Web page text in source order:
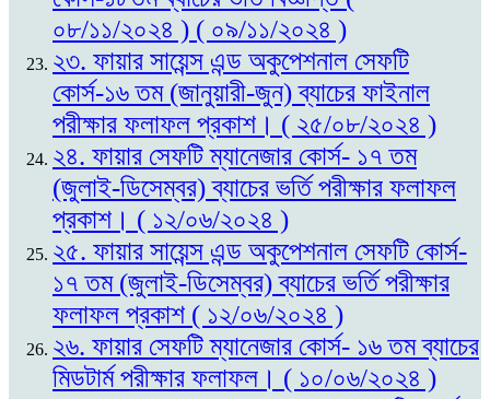
০৮/১১/২০২৪ ) ( ০৯/১১/২০২৪ )
২৩. ফায়ার সায়েন্স এন্ড অকুপেশনাল সেফটি
কোর্স-১৬ তম (জানুয়ারী-জুন) ব্যাচের ফাইনাল
পরীক্ষার ফলাফল প্রকাশ। ( ২৫/০৮/২০২৪ )
২৪. ফায়ার সেফটি ম্যানেজার কোর্স- ১৭ তম
(জুলাই-ডিসেম্বর) ব্যাচের ভর্তি পরীক্ষার ফলাফল
প্রকাশ। ( ১২/০৬/২০২৪ )
২৫. ফায়ার সায়েন্স এন্ড অকুপেশনাল সেফটি কোর্স-
১৭ তম (জুলাই-ডিসেম্বর) ব্যাচের ভর্তি পরীক্ষার
ফলাফল প্রকাশ ( ১২/০৬/২০২৪ )
২৬. ফায়ার সেফটি ম্যানেজার কোর্স- ১৬ তম ব্যাচের
মিডটার্ম পরীক্ষার ফলাফল। ( ১০/০৬/২০২৪ )